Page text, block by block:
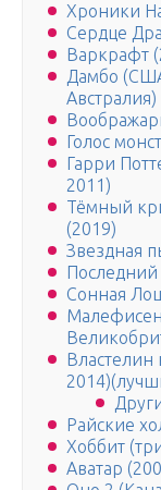
Хроники
Сердце
Варкрафт
Дамбо
Австралия)
Голос
Гарри
2011)
Тёмный
(2019)
Звездная
Последний
Сонная
Властелин
Райские
Хоббит
Аватар